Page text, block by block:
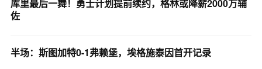
库里最后一舞！勇士计划提前续约，格林或降薪2000万辅
佐
半场：斯图加特0-1弗赖堡，埃格施泰因首开记录